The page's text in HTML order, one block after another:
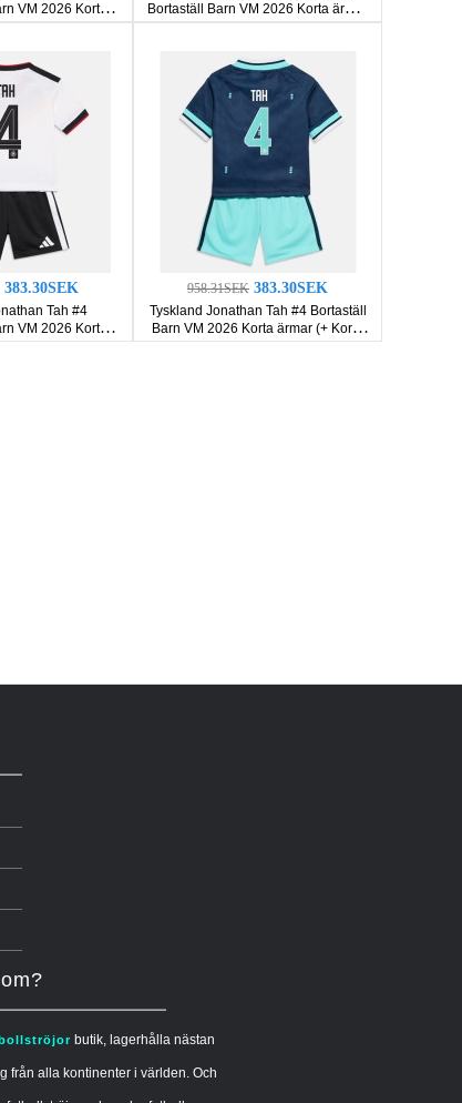
VM 2026 Korta
byxor)
Bortaställ Barn VM 2026 Korta ärmar
(+ Korta byxor)
383.30SEK
Tah #4
VM 2026 Korta
byxor)
958.31SEK 383.30SEK
Tyskland Jonathan Tah #4 Bortaställ
Barn VM 2026 Korta ärmar (+ Korta
byxor)
butik, lagerhålla nästan
från alla kontinenter i världen. Och